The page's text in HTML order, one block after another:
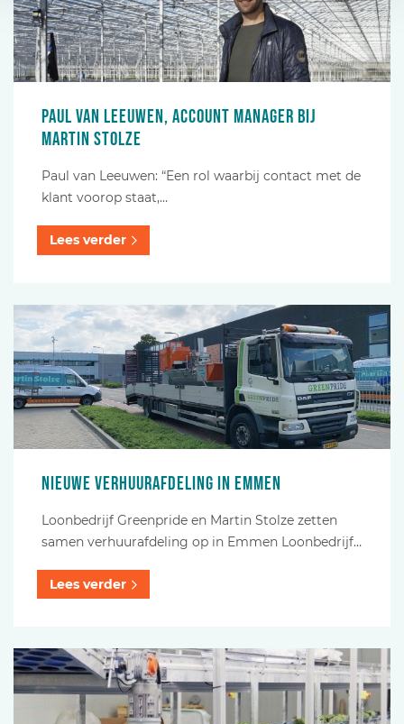
Paul van Leeuwen, account manager bij
Martin Stolze
Paul van Leeuwen: “Een rol waarbij contact met de
klant voorop staat,…
Lees verder
Nieuwe verhuurafdeling in Emmen
Loonbedrijf Greenpride en Martin Stolze zetten
samen verhuurafdeling op in Emmen Loonbedrijf…
Lees verder